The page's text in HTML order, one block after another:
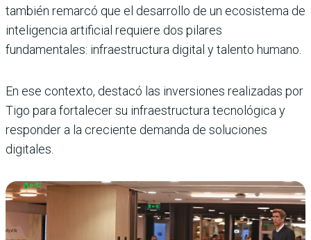
también remarcó que el desarrollo de un ecosistema de
inteligencia artificial requiere dos pilares
fundamentales: infraestructura digital y talento humano.
En ese contexto, destacó las inversiones realizadas por
Tigo para fortalecer su infraestructura tecnológica y
responder a la creciente demanda de soluciones
digitales.